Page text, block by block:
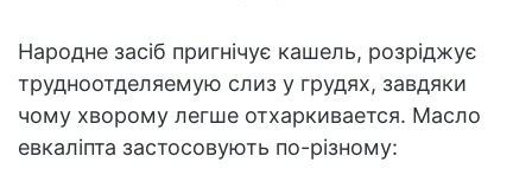
Народне засіб пригнічує кашель, розріджує
трудноотделяемую слиз у грудях, завдяки
чому хворому легше отхаркивается. Масло
евкаліпта застосовують по-різному: